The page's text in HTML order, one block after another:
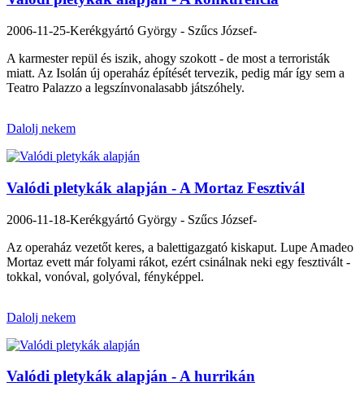
2006-11-25-Kerékgyártó György - Szűcs József-
A karmester repül és iszik, ahogy szokott - de most a terroristák
miatt. Az Isolán új operaház építését tervezik, pedig már így sem a
Teatro Palazzo a legszínvonalasabb játszóhely.
Dalolj nekem
Valódi pletykák alapján - A Mortaz Fesztivál
2006-11-18-Kerékgyártó György - Szűcs József-
Az operaház vezetőt keres, a balettigazgató kiskaput. Lupe Amadeo
Mortaz evett már folyami rákot, ezért csinálnak neki egy fesztivált -
tokkal, vonóval, golyóval, fényképpel.
Dalolj nekem
Valódi pletykák alapján - A hurrikán